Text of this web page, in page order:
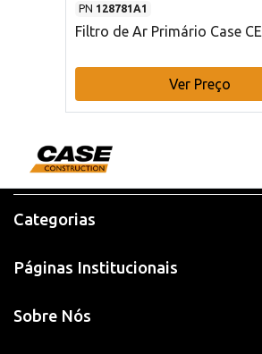
PN 128781A1
Filtro de Ar Primário Case CE
Ver Preço
Categorias
Páginas Institucionais
Sobre Nós